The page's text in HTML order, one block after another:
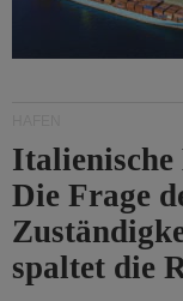
Italienische
Die Frage
spaltet die